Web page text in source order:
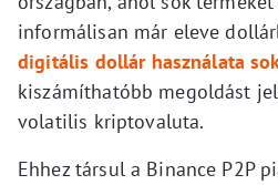
informálisan már eleve
digitális dollár használata
kiszámíthatóbb megoldást
volatilis kriptovaluta.
Ehhez társul a Binance P2P